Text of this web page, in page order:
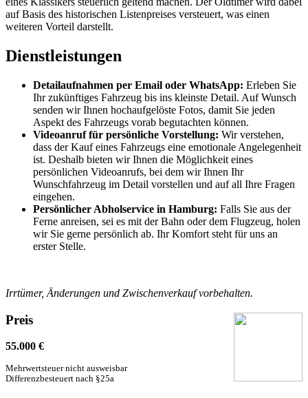
auf Basis des historischen Listenpreises versteuert, was einen
weiteren Vorteil darstellt.
Dienstleistungen
Detailaufnahmen per Email oder WhatsApp: Erleben Sie
Ihr zukünftiges Fahrzeug bis ins kleinste Detail. Auf Wunsch
senden wir Ihnen hochaufgelöste Fotos, damit Sie jeden
Aspekt des Fahrzeugs vorab begutachten können.
Videoanruf für persönliche Vorstellung: Wir verstehen,
dass der Kauf eines Fahrzeugs eine emotionale Angelegenheit
ist. Deshalb bieten wir Ihnen die Möglichkeit eines
persönlichen Videoanrufs, bei dem wir Ihnen Ihr
Wunschfahrzeug im Detail vorstellen und auf all Ihre Fragen
eingehen.
Persönlicher Abholservice in Hamburg: Falls Sie aus der
Ferne anreisen, sei es mit der Bahn oder dem Flugzeug, holen
wir Sie gerne persönlich ab. Ihr Komfort steht für uns an
erster Stelle.
Irrtümer, Änderungen und Zwischenverkauf vorbehalten.
Preis
55.000 €
Mehrwertsteuer nicht ausweisbar
Differenzbesteuert nach §25a